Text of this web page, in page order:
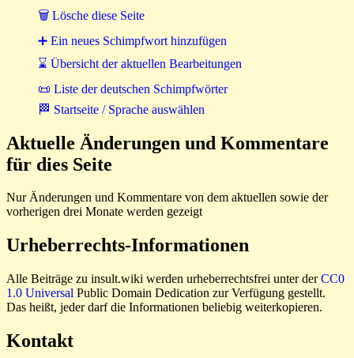
🗑 Lösche diese Seite
➕ Ein neues Schimpfwort hinzufügen
⌛ Übersicht der aktuellen Bearbeitungen
📜 Liste der deutschen Schimpfwörter
🏁 Startseite / Sprache auswählen
Aktuelle Änderungen und Kommentare
für dies Seite
Nur Änderungen und Kommentare von dem aktuellen sowie der
vorherigen drei Monate werden gezeigt
Urheberrechts-Informationen
Alle Beiträge zu insult.wiki werden urheberrechtsfrei unter derCC0
1.0 Universal Public Domain Dedication zur Verfügung gestellt.
Das heißt, jeder darf die Informationen beliebig weiterkopieren.
Kontakt